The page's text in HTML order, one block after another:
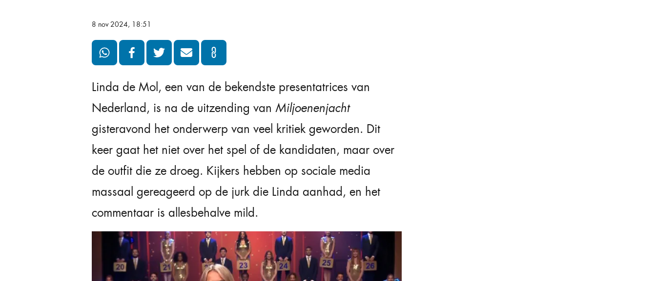
8 nov 2024, 18:51
Linda de Mol, een van de bekendste presentatrices van
Nederland, is na de uitzending van Miljoenenjacht
gisteravond het onderwerp van veel kritiek geworden. Dit
keer gaat het niet over het spel of de kandidaten, maar over
de outfit die ze droeg. Kijkers hebben op sociale media
massaal gereageerd op de jurk die Linda aanhad, en het
commentaar is allesbehalve mild.